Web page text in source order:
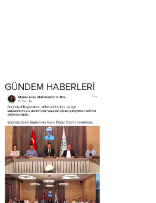
GÜNDEM HABERLERİ